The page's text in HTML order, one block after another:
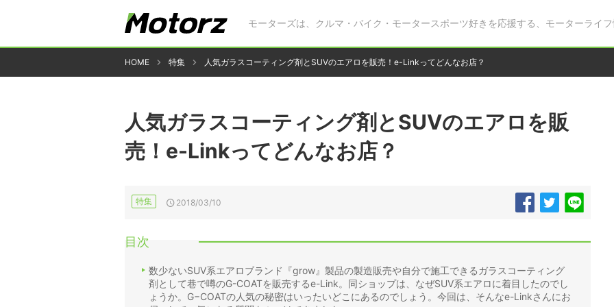
モーターズは、クルマ・バイク・モータースポーツ好きを応援する、モーターライフ
HOME 特集 人気ガラスコーティング剤とSUVのエアロを販売！e-Linkってどんなお店？
人気ガラスコーティング剤とSUVのエアロを販
売！e-Linkってどんなお店？
特集 2018/03/10
目次
数少ないSUV系エアロブランド『grow』製品の製造販売や自分で施工できるガラスコーティング
剤として巷で噂のG-COATを販売するe-Link。同ショップは、なぜSUV系エアロに着目したのでし
ょうか。G−COATの人気の秘密はいったいどこにあるのでしょう。今回は、そんなe-Linkさんにお